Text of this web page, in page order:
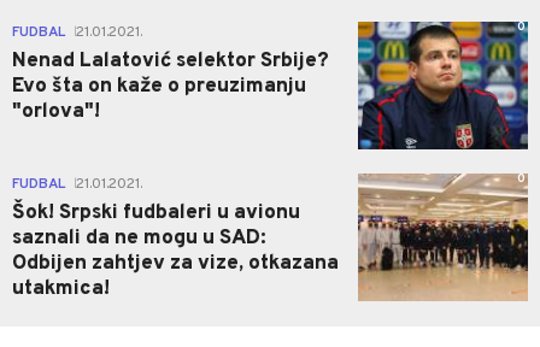
FUDBAL 21.01.2021.
Nenad Lalatović selektor Srbije?
Evo šta on kaže o preuzimanju
"orlova"!
0
FUDBAL 21.01.2021.
Šok! Srpski fudbaleri u avionu
saznali da ne mogu u SAD:
Odbijen zahtjev za vize, otkazana
utakmica!
0